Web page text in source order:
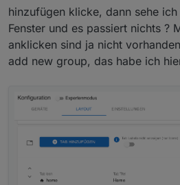
hinzufügen klicke, dann sehe
Fenster und es passiert nichts ?
anklicken sind ja nicht
add new group, das habe ich